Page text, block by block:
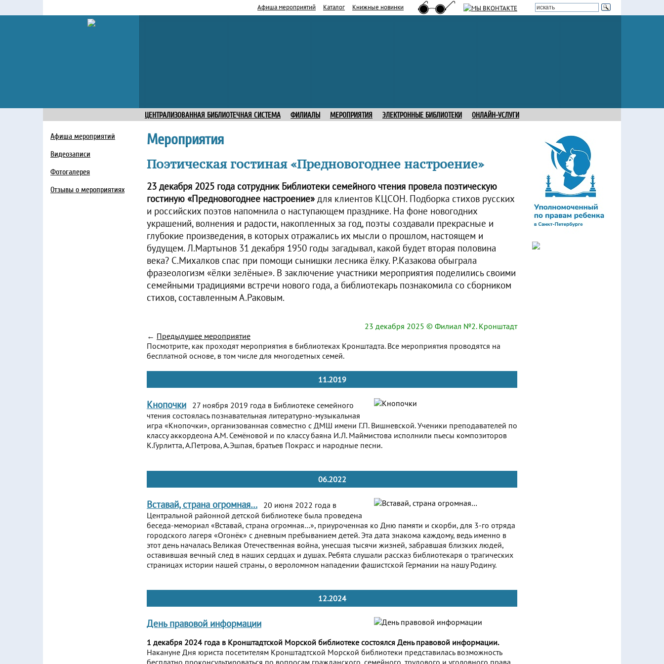
Афиша мероприятий Каталог Книжные новинки
ЦЕНТРАЛИЗОВАННАЯ БИБЛИОТЕЧНАЯ СИСТЕМА ФИЛИАЛЫ МЕРОПРИЯТИЯ ЭЛЕКТРОННЫЕ БИБЛИОТЕКИ ОНЛАЙН-УСЛУГИ
Афиша мероприятий
Видеозаписи
Фотогалерея
Отзывы о мероприятиях
Мероприятия
Поэтическая гостиная «Предновогоднее настроение»
23 декабря 2025 года сотрудник Библиотеки семейного чтения провела поэтическую
гостиную «Предновогоднее настроение» для клиентов КЦСОН. Подборка стихов русских
и российских поэтов напомнила о наступающем празднике. На фоне новогодних
украшений, волнения и радости, накопленных за год, поэты создавали прекрасные и
глубокие произведения, в которых отражались их мысли о прошлом, настоящем и
будущем. Л.Мартынов 31 декабря 1950 годы загадывал, какой будет вторая половина
века? С.Михалков спас при помощи сынишки лесника ёлку. Р.Казакова обыграла
фразеологизм «ёлки зелёные». В заключение участники мероприятия поделились своими
семейными традициями встречи нового года, а библиотекарь познакомила со сборником
стихов, составленным А.Раковым.
23 декабря 2025 © Филиал №2. Кронштадт
← Предыдущее мероприятие
Посмотрите, как проходят мероприятия в библиотеках Кронштадта. Все мероприятия проводятся на
бесплатной основе, в том числе для многодетных семей.
11.2019
Кнопочки
27 ноября 2019 года в Библиотеке семейного
чтения состоялась познавательная литературно-музыкальная
игра «Кнопочки», организованная совместно с ДМШ имени Г.П. Вишневской. Ученики преподавателей по
классу аккордеона А.М. Семёновой и по классу баяна И.Л. Маймистова исполнили пьесы композиторов
К.Гурлитта, А.Петрова, А.Эшпая, братьев Покрасс и народные песни.
06.2022
Вставай, страна огромная…
20 июня 2022 года в
Центральной районной детской библиотеке была проведена
беседа-мемориал «Вставай, страна огромная…», приуроченная ко Дню памяти и скорби, для 3-го отряда
городского лагеря «Огонёк» с дневным пребыванием детей. Эта дата знакома каждому, ведь именно в
этот день началась Великая Отечественная война, унесшая тысячи жизней, забравшая близких людей,
оставившая вечный след в наших сердцах и душах. Ребята слушали рассказ библиотекаря о трагических
страницах истории нашей страны, о вероломном нападении фашистской Германии на нашу Родину.
12.2024
День правовой информации
1 декабря 2024 года в Кронштадтской Морской библиотеке состоялся День правовой информации.
Накануне Дня юриста посетителям Кронштадтской Морской библиотеки представилась возможность